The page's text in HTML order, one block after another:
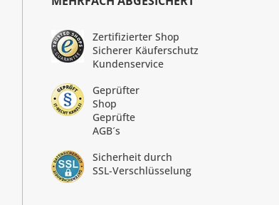
Zertifizierter Shop
Sicherer Käuferschutz
Kundenservice
Geprüfter
Shop
Geprüfte
AGB´s
Sicherheit durch
SSL-Verschlüsselung